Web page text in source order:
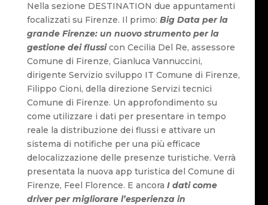
Nella sezione DESTINATION due appuntamenti
focalizzati su Firenze. Il primo: Big Data per la
grande Firenze: un nuovo strumento per la
gestione dei flussicon Cecilia Del Re, assessore
Comune di Firenze, Gianluca Vannuccini,
dirigente Servizio sviluppo IT Comune di Firenze,
Filippo Cioni, della direzione Servizi tecnici
Comune di Firenze. Un approfondimento su
come utilizzare i dati per presentare in tempo
reale la distribuzione dei flussi e attivare un
sistema di notifiche per una più efficace
delocalizzazione delle presenze turistiche. Verrà
presentata la nuova app turistica del Comune di
Firenze, Feel Florence. E ancora I dati come
driver per migliorare l’esperienza in